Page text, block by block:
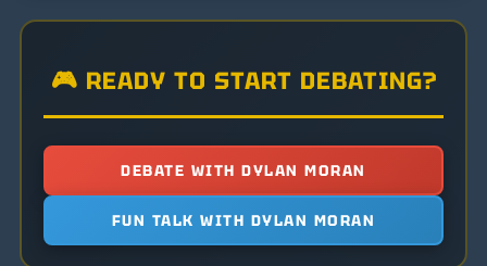
🎮 READY TO START DEBATING?
DEBATE WITH DYLAN MORAN
FUN TALK WITH DYLAN MORAN